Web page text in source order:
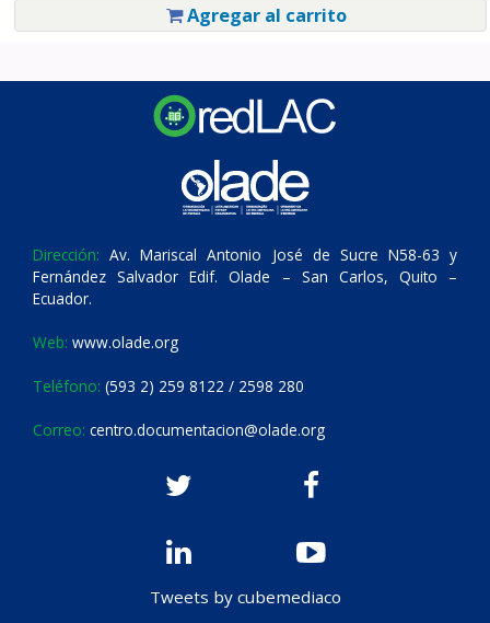
Agregar al carrito
Dirección: Av. Mariscal Antonio José de Sucre N58-63 y
Fernández Salvador Edif. Olade – San Carlos, Quito –
Ecuador.
Web: www.olade.org
Teléfono: (593 2) 259 8122 / 2598 280
Correo: centro.documentacion@olade.org
Tweets by cubemediaco